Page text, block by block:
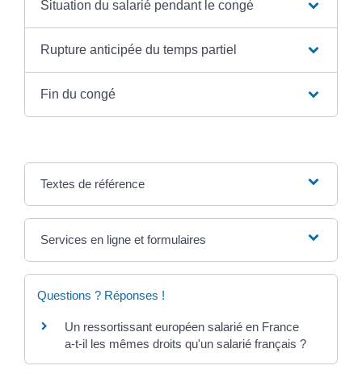
Situation du salarié pendant le congé
Rupture anticipée du temps partiel
Fin du congé
Textes de référence
Services en ligne et formulaires
Questions ? Réponses !
Un ressortissant européen salarié en France
a-t-il les mêmes droits qu'un salarié français ?